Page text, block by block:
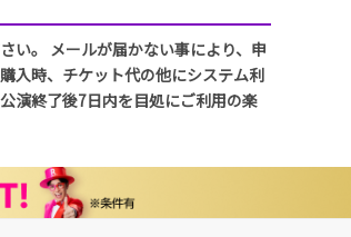
。 メールが届かない事により、申
入時、チケット代の他にシステム利
演終了後7日内を目処にご利用の楽